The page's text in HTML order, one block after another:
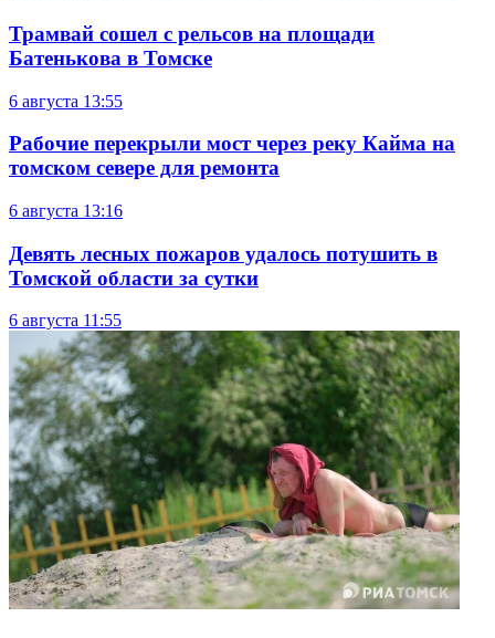
Трамвай сошел с рельсов на площади
Батенькова в Томске
6 августа 13:55
Рабочие перекрыли мост через реку Кайма на
томском севере для ремонта
6 августа 13:16
Девять лесных пожаров удалось потушить в
Томской области за сутки
6 августа 11:55